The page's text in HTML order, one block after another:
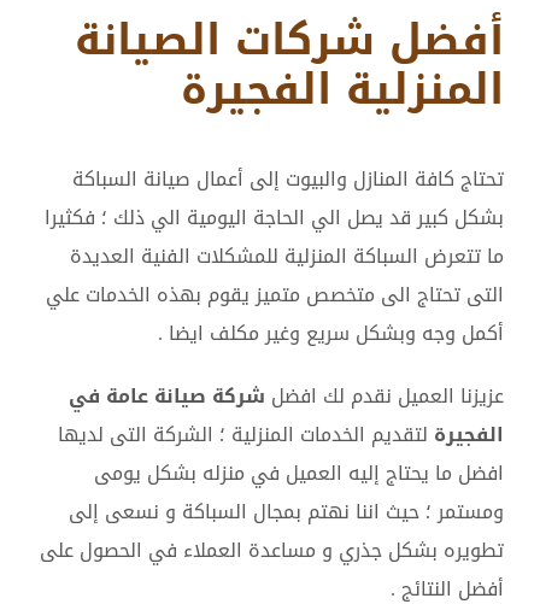
أفضل شركات الصيانة
المنزلية الفجيرة
تحتاج كافة المنازل والبيوت إلى أعمال صيانة السباكة
بشكل كبير قد يصل الي الحاجة اليومية الي ذلك ؛ فكثيرا
ما تتعرض السباكة المنزلية للمشكلات الفنية العديدة
التى تحتاج الى متخصص متميز يقوم بهذه الخدمات علي
أكمل وجه وبشكل سريع وغير مكلف ايضا .
عزيزنا العميل نقدم لك افضل شركة صيانة عامة في
الفجيرة لتقديم الخدمات المنزلية ؛ الشركة التى لديها
افضل ما يحتاج إليه العميل في منزله بشكل يومى
ومستمر ؛ حيث اننا نهتم بمجال السباكة و نسعى إلى
تطويره بشكل جذري و مساعدة العملاء في الحصول على
أفضل النتائج .